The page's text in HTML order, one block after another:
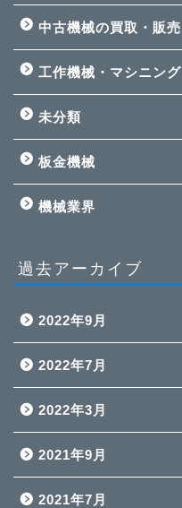
中古機械の買取・販売
工作機械・マシニング
未分類
板金機械
機械業界
過去アーカイブ
2022年9月
2022年7月
2022年3月
2021年9月
2021年7月